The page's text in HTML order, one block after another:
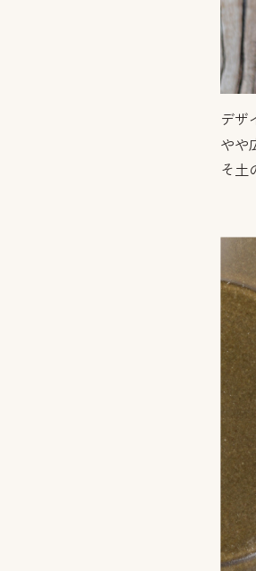
デザ
やや
そ土